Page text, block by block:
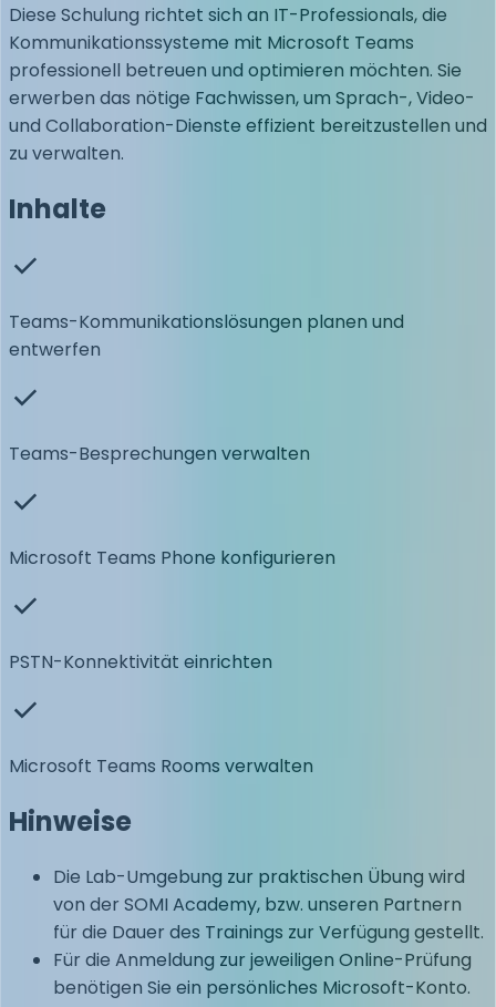
Diese Schulung richtet sich an IT-Professionals, die
Kommunikationssysteme mit Microsoft Teams
professionell betreuen und optimieren möchten. Sie
erwerben das nötige Fachwissen, um Sprach-, Video-
und Collaboration-Dienste effizient bereitzustellen und
zu verwalten.
Inhalte
Teams-Kommunikationslösungen planen und
entwerfen
Teams-Besprechungen verwalten
Microsoft Teams Phone konfigurieren
PSTN-Konnektivität einrichten
Microsoft Teams Rooms verwalten
Hinweise
Die Lab-Umgebung zur praktischen Übung wird
von der SOMI Academy, bzw. unseren Partnern
für die Dauer des Trainings zur Verfügung gestellt.
Für die Anmeldung zur jeweiligen Online-Prüfung
benötigen Sie ein persönliches Microsoft-Konto.